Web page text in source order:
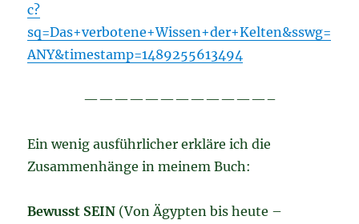
c?
sq=Das+verbotene+Wissen+der+Kelten&sswg=
ANY&timestamp=1489255613494
————————————–
Ein wenig ausführlicher erkläre ich die
Zusammenhänge in meinem Buch:
Bewusst SEIN (Von Ägypten bis heute –